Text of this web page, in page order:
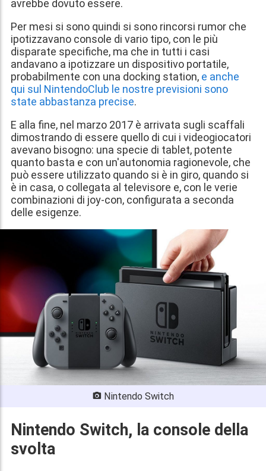
avrebbe dovuto essere.
Per mesi si sono quindi si sono rincorsi rumor che
ipotizzavano console di vario tipo, con le più
disparate specifiche, ma che in tutti i casi
andavano a ipotizzare un dispositivo portatile,
probabilmente con una docking station, e anche
qui sul NintendoClub le nostre previsioni sono
state abbastanza precise.
E alla fine, nel marzo 2017 è arrivata sugli scaffali
dimostrando di essere quello di cui i videogiocatori
avevano bisogno: una specie di tablet, potente
quanto basta e con un'autonomia ragionevole, che
può essere utilizzato quando si è in giro, quando si
è in casa, o collegata al televisore e, con le verie
combinazioni di joy-con, configurata a seconda
delle esigenze.
Nintendo Switch
Nintendo Switch, la console della
svolta